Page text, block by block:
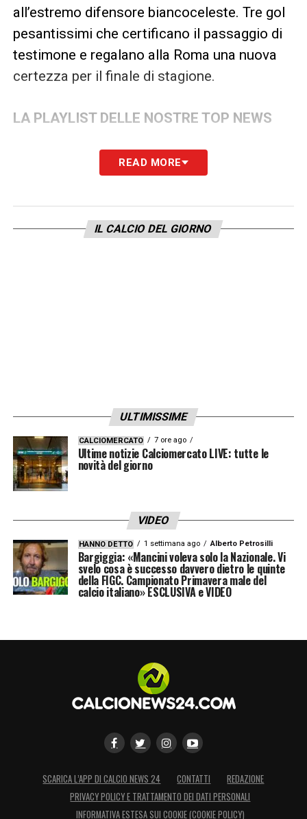
all’estremo difensore biancoceleste. Tre gol
pesantissimi che certificano il passaggio di
testimone e regalano alla Roma una nuova
certezza per il finale di stagione.
LA PLAYLIST DELLE NOSTRE TOP NEWS
READ MORE
IL CALCIO DEL GIORNO
ULTIMISSIME
CALCIOMERCATO 7 ore ago
Ultime notizie Calciomercato LIVE: tutte le
novità del giorno
VIDEO
HANNO DETTO 1 settimana ago Alberto Petrosilli
Bargiggia: «Mancini voleva solo la Nazionale. Vi
svelo cosa è successo davvero dietro le quinte
della FIGC. Campionato Primavera male del
calcio italiano» ESCLUSIVA e VIDEO
SCARICA L’APP DI CALCIO NEWS 24 CONTATTI
REDAZIONE
PRIVACY POLICY E TRATTAMENTO DEI DATI PERSONALI
INFORMATIVA ESTESA SUI COOKIE (COOKIE POLICY)